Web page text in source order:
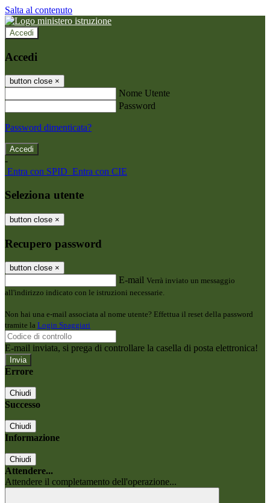
Salta al contenuto
Accedi
Accedi
button close ×
Nome Utente
Password
Password dimenticata?
-
Entra con SPID Entra con CIE
Seleziona utente
button close ×
Recupero password
button close ×
E-mail Verrà inviato un messaggio
all'indirizzo indicato con le istruzioni necessarie.
Non hai una e-mail associata al nome utente? Effettua il reset della password
tramite la Login Spaggiari
E-mail inviata, si prega di controllare la casella di posta elettronica!
Errore
Chiudi
Successo
Chiudi
Informazione
Chiudi
Attendere...
Attendere il completamento dell'operazione...